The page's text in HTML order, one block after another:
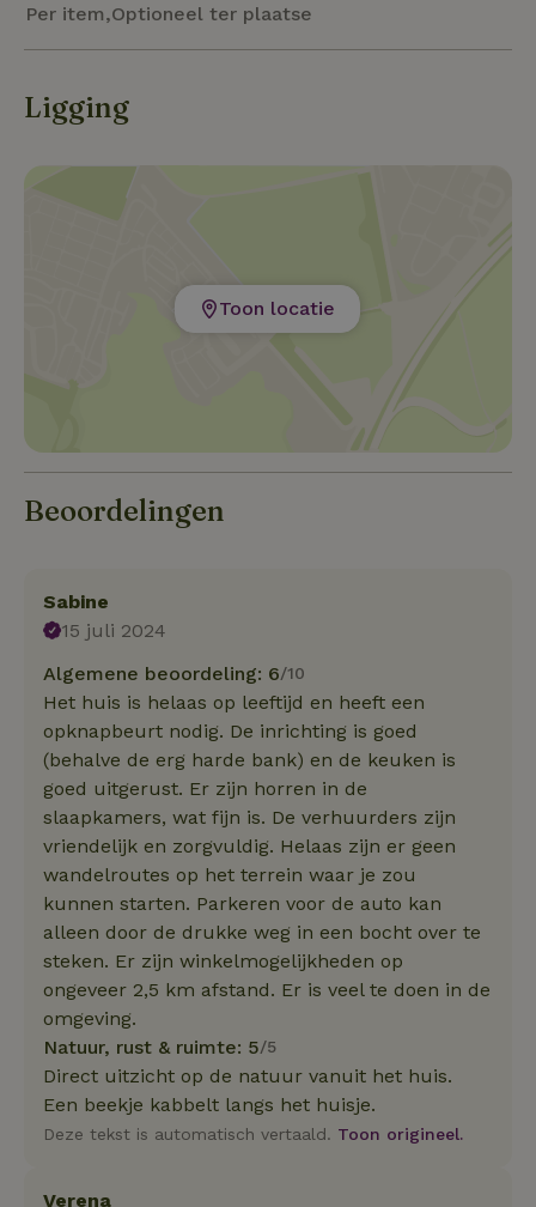
Per item,Optioneel ter plaatse
Ligging
Toon locatie
Beoordelingen
Sabine
15 juli 2024
Algemene beoordeling: 6/10
Het huis is helaas op leeftijd en heeft een
opknapbeurt nodig. De inrichting is goed
(behalve de erg harde bank) en de keuken is
goed uitgerust. Er zijn horren in de
slaapkamers, wat fijn is. De verhuurders zijn
vriendelijk en zorgvuldig. Helaas zijn er geen
wandelroutes op het terrein waar je zou
kunnen starten. Parkeren voor de auto kan
alleen door de drukke weg in een bocht over te
steken. Er zijn winkelmogelijkheden op
ongeveer 2,5 km afstand. Er is veel te doen in de
omgeving.
Natuur, rust & ruimte: 5/5
Direct uitzicht op de natuur vanuit het huis.
Een beekje kabbelt langs het huisje.
Deze tekst is automatisch vertaald. Toon origineel.
Verena